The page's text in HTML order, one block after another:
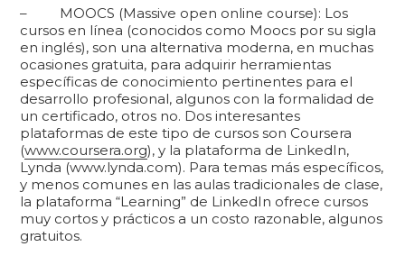
– MOOCS (Massive open online course): Los
cursos en línea (conocidos como Moocs por su sigla
en inglés), son una alternativa moderna, en muchas
ocasiones gratuita, para adquirir herramientas
específicas de conocimiento pertinentes para el
desarrollo profesional, algunos con la formalidad de
un certificado, otros no. Dos interesantes
plataformas de este tipo de cursos son Coursera
(www.coursera.org), y la plataforma de LinkedIn,
Lynda (www.lynda.com). Para temas más específicos,
y menos comunes en las aulas tradicionales de clase,
la plataforma “Learning” de LinkedIn ofrece cursos
muy cortos y prácticos a un costo razonable, algunos
gratuitos.